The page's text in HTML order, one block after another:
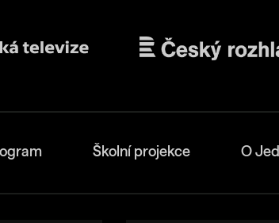
Školní projekce O